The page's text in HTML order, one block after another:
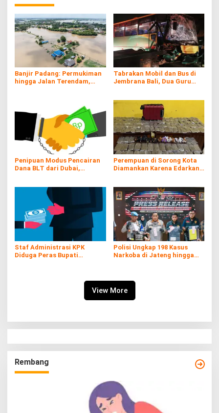
Banjir Padang: Permukiman
hingga Jalan Terendam,
Tabrakan Mobil dan Bus di
Jembrana Bali, Dua Guru
Penipuan Modus Pencairan
Dana BLT dari Dubai,
Perempuan di Sorong Kota
Diamankan Karena Edarkan
Staf Administrasi KPK
Diduga Peras Bupati
Polisi Ungkap 198 Kasus
Narkoba di Jateng hingga
View More
Rembang